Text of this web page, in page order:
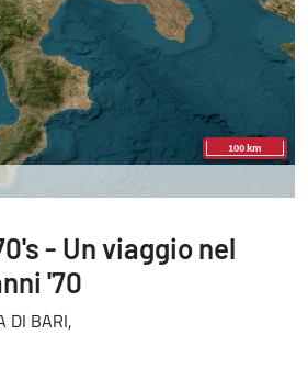
- Un viaggio nel
'70
DI BARI,